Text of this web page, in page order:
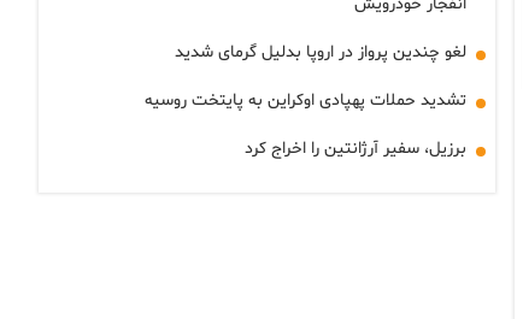
لغو چندین پرواز در اروپا بدلیل گرمای شدید
تشدید حملات پهپادی اوکراین به پایتخت روسیه
برزیل، سفیر آرژانتین را اخراج کرد